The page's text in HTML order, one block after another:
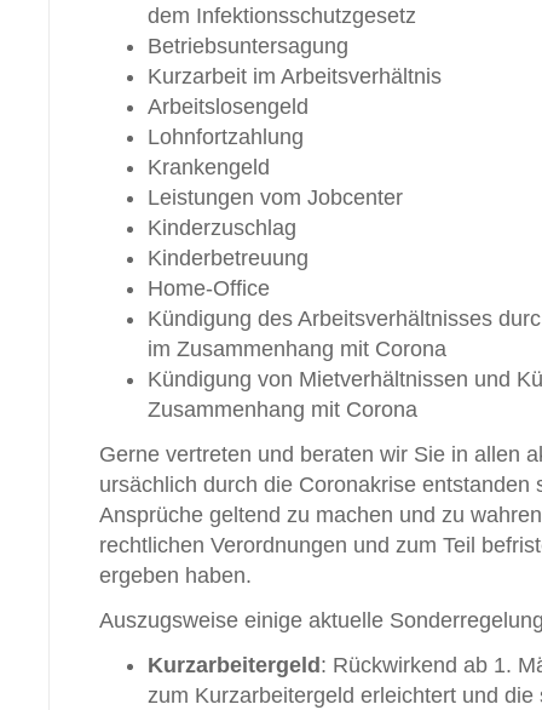
dem Infektionsschutzgesetz
Betriebsuntersagung
Kurzarbeit im Arbeitsverhältnis
Arbeitslosengeld
Lohnfortzahlung
Krankengeld
Leistungen vom Jobcenter
Kinderzuschlag
Kinderbetreuung
Home-Office
Kündigung des Arbeitsverhältnisses
im Zusammenhang mit Corona
Kündigung von Mietverhältnissen und
Zusammenhang mit Corona
Gerne vertreten und beraten wir Sie in allen
ursächlich durch die Coronakrise entstanden
Ansprüche geltend zu machen und zu
rechtlichen Verordnungen und zum Teil
ergeben haben.
Auszugsweise einige aktuelle
Kurzarbeitergeld : Rückwirkend ab 1.
zum Kurzarbeitergeld erleichtert und